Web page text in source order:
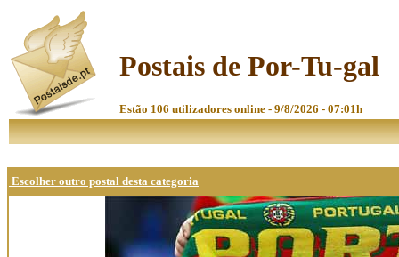
Postais de Por-Tu-gal
Estão 106 utilizadores online - 9/8/2026 - 07:01h
Escolher outro postal desta categoria